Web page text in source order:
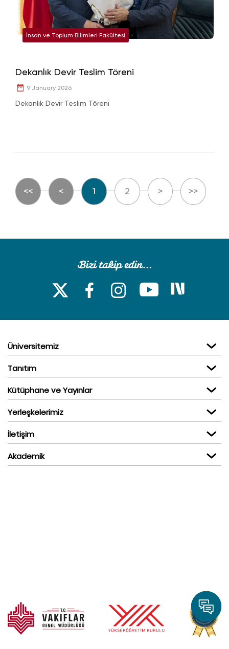
İnsan ve Toplum Bilimleri Fakültesi
Dekanlık Devir Teslim Töreni
9 January 2026
Dekanlık Devir Teslim Töreni
<< < 1 2 > >>
Üniversitemiz
Tanıtım
Kütüphane ve Yayınlar
Yerleşkelerimiz
İletişim
Akademik